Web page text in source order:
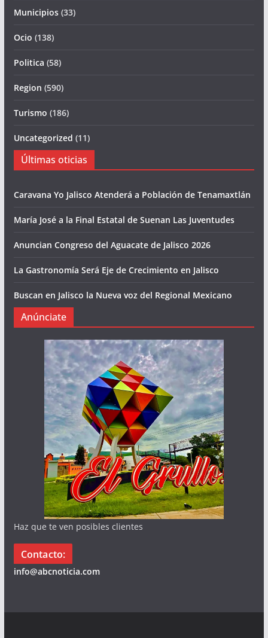
Municipios(33)
Ocio (138)
Politica (58)
Region (590)
Turismo (186)
Uncategorized (11)
Últimas oticias
Caravana Yo Jalisco Atenderá a Población de Tenamaxtlán
María José a la Final Estatal de Suenan Las Juventudes
Anuncian Congreso del Aguacate de Jalisco 2026
La Gastronomía Será Eje de Crecimiento en Jalisco
Buscan en Jalisco la Nueva voz del Regional Mexicano
Anúnciate
Haz que te ven posibles clientes
Contacto:
info@abcnoticia.com